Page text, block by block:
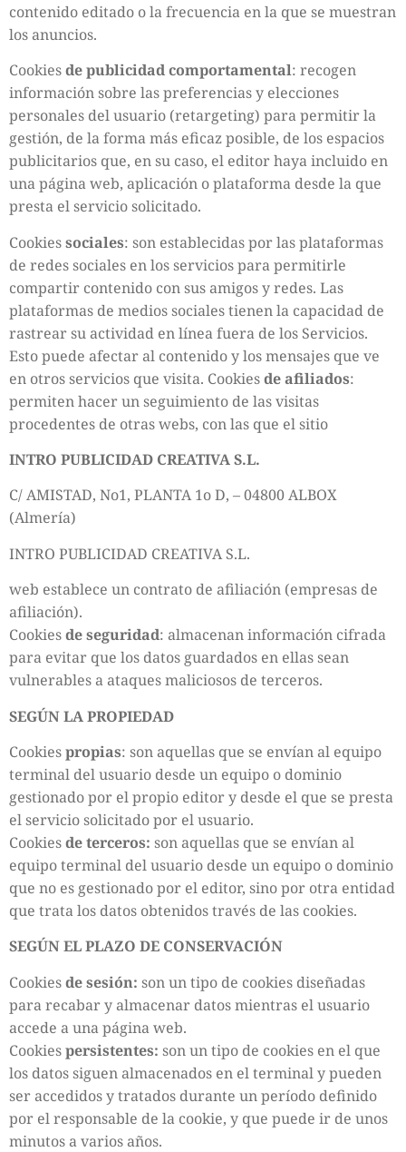
contenido editado o la frecuencia en la que se muestran
los anuncios.
Cookiesde publicidad comportamental: recogen
información sobre las preferencias y elecciones
personales del usuario (retargeting) para permitir la
gestión, de la forma más eficaz posible, de los espacios
publicitarios que, en su caso, el editor haya incluido en
una página web, aplicación o plataforma desde la que
presta el servicio solicitado.
Cookiessociales: son establecidas por las plataformas
de redes sociales en los servicios para permitirle
compartir contenido con sus amigos y redes. Las
plataformas de medios sociales tienen la capacidad de
rastrear su actividad en línea fuera de los Servicios.
Esto puede afectar al contenido y los mensajes que ve
en otros servicios que visita. Cookiesde afiliados:
permiten hacer un seguimiento de las visitas
procedentes de otras webs, con las que el sitio
INTRO PUBLICIDAD CREATIVA S.L.
C/ AMISTAD, No1, PLANTA 1o D, – 04800 ALBOX
(Almería)
INTRO PUBLICIDAD CREATIVA S.L.
web establece un contrato de afiliación (empresas de
afiliación).
Cookiesde seguridad: almacenan información cifrada
para evitar que los datos guardados en ellas sean
vulnerables a ataques maliciosos de terceros.
SEGÚN LA PROPIEDAD
Cookiespropias: son aquellas que se envían al equipo
terminal del usuario desde un equipo o dominio
gestionado por el propio editor y desde el que se presta
el servicio solicitado por el usuario.
Cookiesde terceros: son aquellas que se envían al
equipo terminal del usuario desde un equipo o dominio
que no es gestionado por el editor, sino por otra entidad
que trata los datos obtenidos través de las cookies.
SEGÚN EL PLAZO DE CONSERVACIÓN
Cookiesde sesión: son un tipo de cookies diseñadas
para recabar y almacenar datos mientras el usuario
accede a una página web.
Cookiespersistentes: son un tipo de cookies en el que
los datos siguen almacenados en el terminal y pueden
ser accedidos y tratados durante un período definido
por el responsable de la cookie, y que puede ir de unos
minutos a varios años.